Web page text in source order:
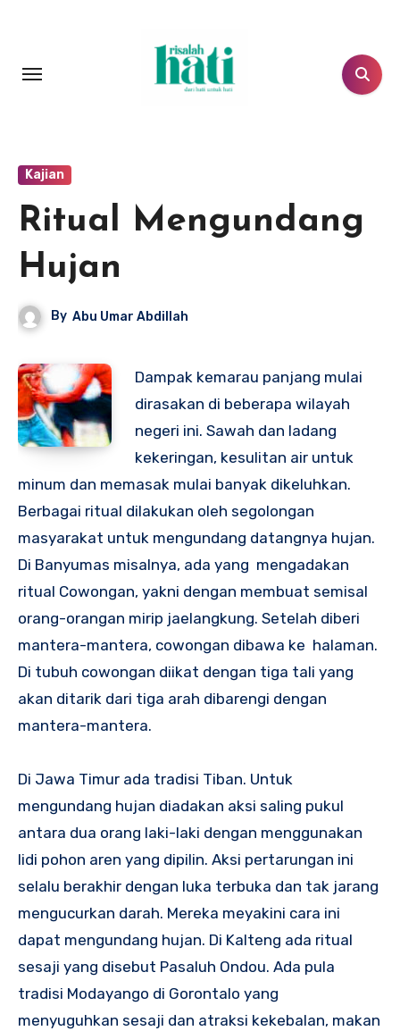
Kajian
Ritual Mengundang
Hujan
By Abu Umar Abdillah
Dampak kemarau panjang mulai
dirasakan di beberapa wilayah
negeri ini. Sawah dan ladang
kekeringan, kesulitan air untuk
minum dan memasak mulai banyak dikeluhkan.
Berbagai ritual dilakukan oleh segolongan
masyarakat untuk mengundang datangnya hujan.
Di Banyumas misalnya, ada yang mengadakan
ritual Cowongan, yakni dengan membuat semisal
orang-orangan mirip jaelangkung. Setelah diberi
mantera-mantera, cowongan dibawa ke halaman.
Di tubuh cowongan diikat dengan tiga tali yang
akan ditarik dari tiga arah dibarengi dengan
mantera-mantera.
Di Jawa Timur ada tradisi Tiban. Untuk
mengundang hujan diadakan aksi saling pukul
antara dua orang laki-laki dengan menggunakan
lidi pohon aren yang dipilin. Aksi pertarungan ini
selalu berakhir dengan luka terbuka dan tak jarang
mengucurkan darah. Mereka meyakini cara ini
dapat mengundang hujan. Di Kalteng ada ritual
sesaji yang disebut Pasaluh Ondou. Ada pula
tradisi Modayango di Gorontalo yang
menyuguhkan sesaji dan atraksi kekebalan, makan